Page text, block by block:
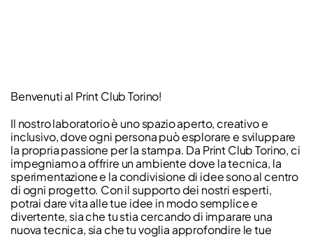
Benvenuti al Print Club Torino!
Il nostro laboratorio è uno spazio aperto, creativo e
inclusivo, dove ogni persona può esplorare e sviluppare
la propria passione per la stampa. Da Print Club Torino, ci
impegniamo a offrire un ambiente dove la tecnica, la
sperimentazione e la condivisione di idee sono al centro
di ogni progetto. Con il supporto dei nostri esperti,
potrai dare vita alle tue idee in modo semplice e
divertente, sia che tu stia cercando di imparare una
nuova tecnica, sia che tu voglia approfondire le tue